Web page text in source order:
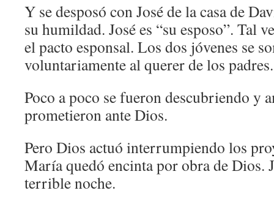
Y se desposó con José de la casa de
su humildad. José es “su esposo”. Tal
el pacto esponsal. Los dos jóvenes se
voluntariamente al querer de los padres.
Poco a poco se fueron descubriendo y
prometieron ante Dios.
Pero Dios actuó interrumpiendo los
María quedó encinta por obra de Dios.
terrible noche.